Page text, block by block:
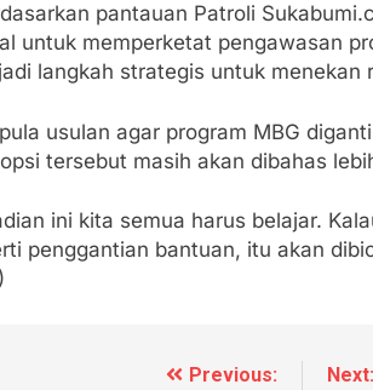
pantauan Patroli
untuk memperketat pengawasan
langkah strategis untuk
usulan agar program MBG
tersebut masih akan dibahas
ini kita semua harus belajar.
penggantian bantuan, itu akan
Previous:
Next: